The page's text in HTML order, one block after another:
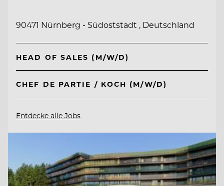
90471 Nürnberg - Südoststadt , Deutschland
HEAD OF SALES (M/W/D)
CHEF DE PARTIE / KOCH (M/W/D)
Entdecke alle Jobs